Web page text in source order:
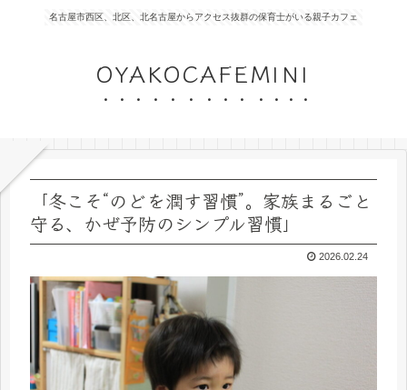
名古屋市西区、北区、北名古屋からアクセス抜群の保育士がいる親子カフェ
OYAKOCAFEMINI
「冬こそ“のどを潤す習慣”。家族まるごと
守る、かぜ予防のシンプル習慣」
2026.02.24